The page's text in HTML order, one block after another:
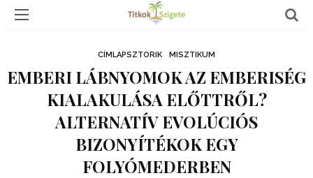
CÍMLAPSZTORIK MISZTIKUM
EMBERI LÁBNYOMOK AZ EMBERISÉG
KIALAKULÁSA ELŐTTRŐL?
ALTERNATÍV EVOLÚCIÓS
BIZONYÍTÉKOK EGY
FOLYÓMEDERBEN